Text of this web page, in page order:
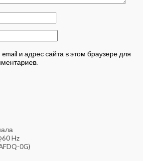
и адрес сайта в этом браузере для